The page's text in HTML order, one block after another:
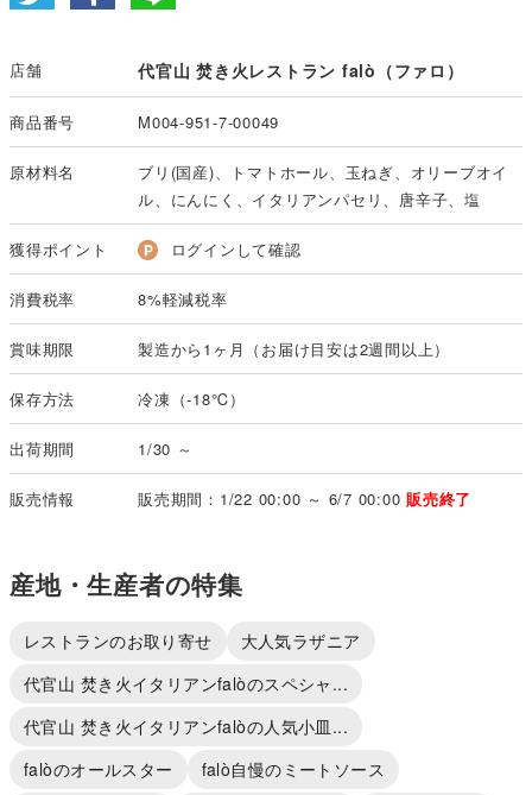
店舗 代官山 焚き火レストラン falò（ファロ）
商品番号 M004-951-7-00049
原材料名
ブリ(国産)、トマトホール、玉ねぎ、オリーブオイ
ル、にんにく、イタリアンパセリ、唐辛子、塩
獲得ポイント ログインして確認
消費税率 8%軽減税率
賞味期限 製造から1ヶ月（お届け目安は2週間以上）
保存方法 冷凍（-18℃）
出荷期間 1/30 ～
販売情報 販売期間：1/22 00:00 ～ 6/7 00:00販売終了
産地・生産者の特集
レストランのお取り寄せ
大人気ラザニア
代官山 焚き火イタリアンfalòのスペシャ...
代官山 焚き火イタリアンfalòの人気小皿...
falòのオールスター
falò自慢のミートソース